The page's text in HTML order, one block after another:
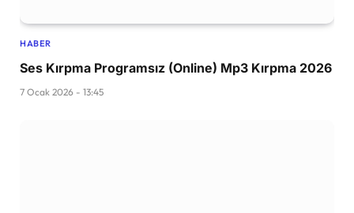
HABER
Ses Kırpma Programsız (Online) Mp3 Kırpma 2026
7 Ocak 2026 - 13:45